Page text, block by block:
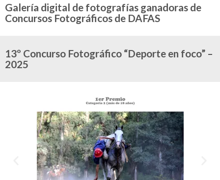
Galería digital de fotografías ganadoras de
Concursos Fotográficos de DAFAS
13º Concurso Fotográfico “Deporte en foco” –
2025